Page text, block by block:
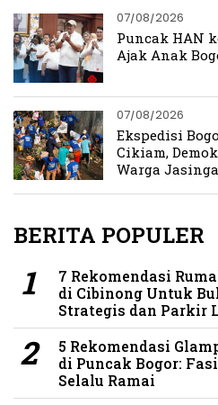
07/08/2026
Puncak HAN
Ajak Anak
07/08/2026
Ekspedisi
Cikiam,
Warga Jasinga
BERITA POPULER
7 Rekomendasi
di Cibinong Untuk
Strategis dan Parkir
5 Rekomendasi
di Puncak Bogor:
Selalu Ramai